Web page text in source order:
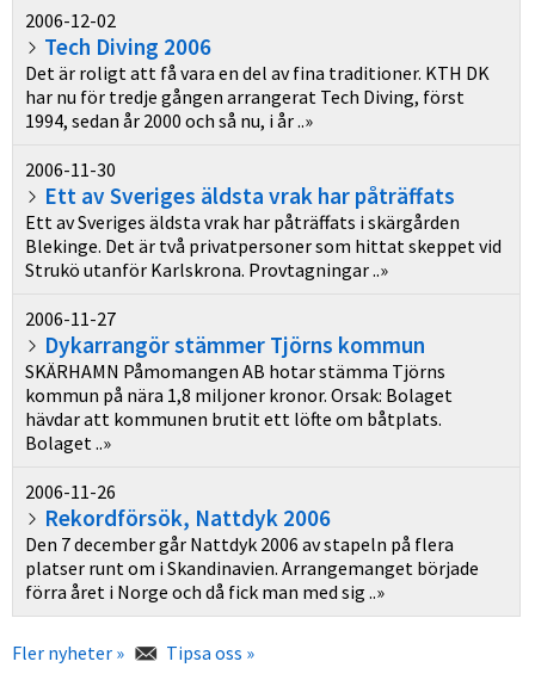
2006-12-02
Tech Diving 2006
Det är roligt att få vara en del av fina traditioner. KTH DK
har nu för tredje gången arrangerat Tech Diving, först
1994, sedan år 2000 och så nu, i år ..»
2006-11-30
Ett av Sveriges äldsta vrak har påträffats
Ett av Sveriges äldsta vrak har påträffats i skärgården
Blekinge. Det är två privatpersoner som hittat skeppet vid
Strukö utanför Karlskrona. Provtagningar ..»
2006-11-27
Dykarrangör stämmer Tjörns kommun
SKÄRHAMN Påmomangen AB hotar stämma Tjörns
kommun på nära 1,8 miljoner kronor. Orsak: Bolaget
hävdar att kommunen brutit ett löfte om båtplats.
Bolaget ..»
2006-11-26
Rekordförsök, Nattdyk 2006
Den 7 december går Nattdyk 2006 av stapeln på flera
platser runt om i Skandinavien. Arrangemanget började
förra året i Norge och då fick man med sig ..»
Fler nyheter » Tipsa oss »